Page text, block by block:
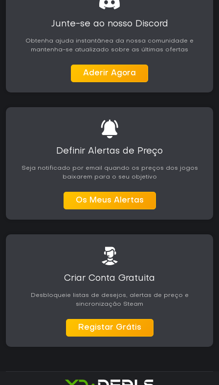
Junte-se ao nosso Discord
Obtenha ajuda instantânea da nossa comunidade e
mantenha-se atualizado sobre as últimas ofertas
Aderir Agora
Definir Alertas de Preço
Seja notificado por email quando os preços dos jogos
baixarem para o seu objetivo
Os Meus Alertas
Criar Conta Gratuita
Desbloqueie listas de desejos, alertas de preço e
sincronização Steam
Registar Grátis